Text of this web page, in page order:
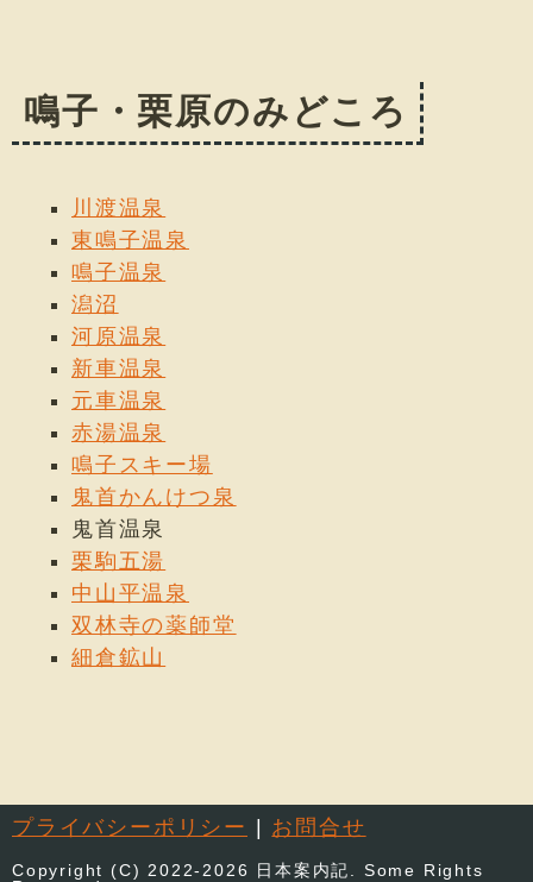
鳴子・栗原のみどころ
川渡温泉
東鳴子温泉
鳴子温泉
潟沼
河原温泉
新車温泉
元車温泉
赤湯温泉
鳴子スキー場
鬼首かんけつ泉
鬼首温泉
栗駒五湯
中山平温泉
双林寺の薬師堂
細倉鉱山
プライバシーポリシー | お問合せ
Copyright (C) 2022-2026 日本案内記. Some Rights